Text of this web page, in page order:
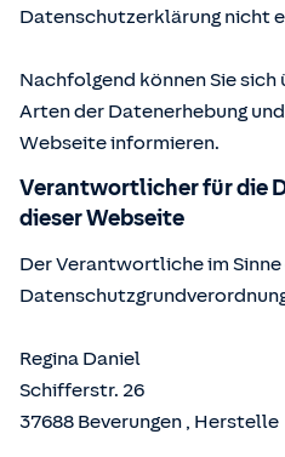
Datenschutzerklärung nicht
Nachfolgend können Sie
Arten der Datenerhebung
Webseite informieren.
Verantwortlicher für die
dieser Webseite
Der Verantwortliche im Sinne
Regina Daniel
Schifferstr. 26
37688 Beverungen , Herstelle